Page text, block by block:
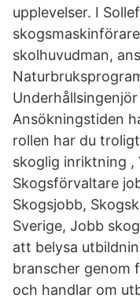
upplevelser. I
skolhuvudman,
Ansökningstiden
rollen har du
skoglig inriktning ,
Skogsförvaltare
Skogsjobb,
Sverige, Jobb
att belysa
branscher genom
och handlar om